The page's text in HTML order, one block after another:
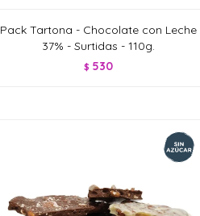
Pack Tartona - Chocolate con Leche
37% - Surtidas - 110g.
$ 530